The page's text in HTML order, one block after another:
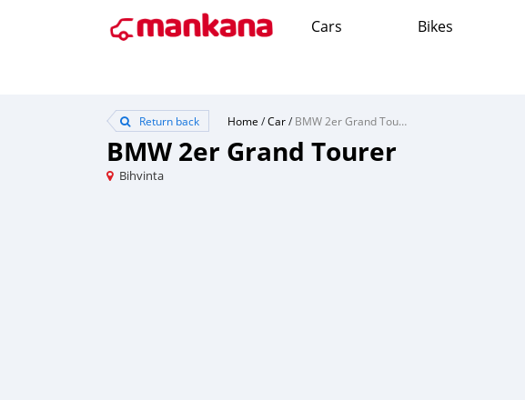
Cars Bikes
Return back Home /Car/ BMW 2er Grand Tourer
BMW 2er Grand Tourer
Bihvinta